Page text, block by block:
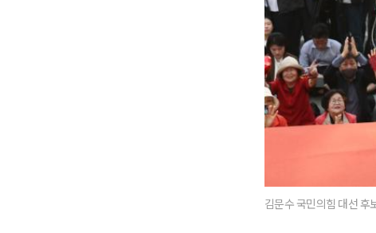
김문수 국민의힘 대선 후